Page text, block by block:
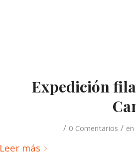
Expedición
/ 0 Comentarios / en
Leer más